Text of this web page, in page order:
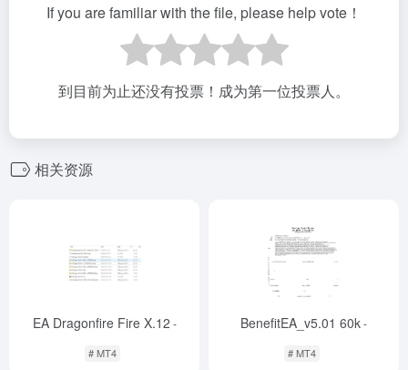
If you are familiar with the file, please help vote！
到目前为止还没有投票！成为第一位投票人。
相关资源
EA Dragonfire Fire X.12 -
# MT4
BenefitEA_v5.01 60k-
# MT4